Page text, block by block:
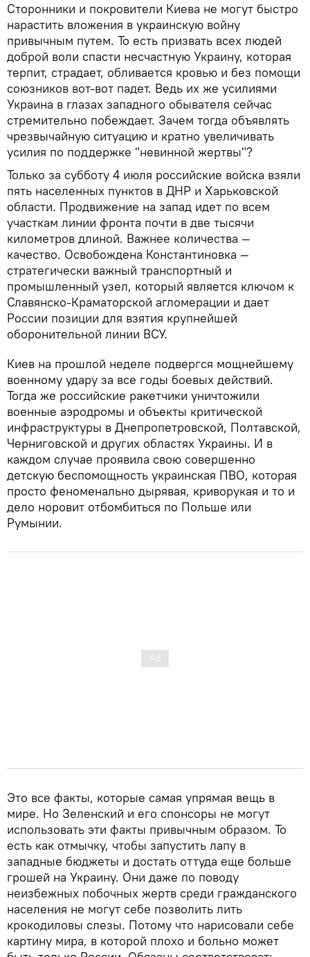
Сторонники и покровители Киева не могут быстро
нарастить вложения в украинскую войну
привычным путем. То есть призвать всех людей
доброй воли спасти несчастную Украину, которая
терпит, страдает, обливается кровью и без помощи
союзников вот-вот падет. Ведь их же усилиями
Украина в глазах западного обывателя сейчас
стремительно побеждает. Зачем тогда объявлять
чрезвычайную ситуацию и кратно увеличивать
усилия по поддержке "невинной жертвы"?
Только за субботу 4 июля российские войска взяли
пять населенных пунктов в ДНР и Харьковской
области. Продвижение на запад идет по всем
участкам линии фронта почти в две тысячи
километров длиной. Важнее количества —
качество. Освобождена Константиновка —
стратегически важный транспортный и
промышленный узел, который является ключом к
Славянско-Краматорской агломерации и дает
России позиции для взятия крупнейшей
оборонительной линии ВСУ.
Киев на прошлой неделе подвергся мощнейшему
военному удару за все годы боевых действий.
Тогда же российские ракетчики уничтожили
военные аэродромы и объекты критической
инфраструктуры в Днепропетровской, Полтавской,
Черниговской и других областях Украины. И в
каждом случае проявила свою совершенно
детскую беспомощность украинская ПВО, которая
просто феноменально дырявая, криворукая и то и
дело норовит отбомбиться по Польше или
Румынии.
Это все факты, которые самая упрямая вещь в
мире. Но Зеленский и его спонсоры не могут
использовать эти факты привычным образом. То
есть как отмычку, чтобы запустить лапу в
западные бюджеты и достать оттуда еще больше
грошей на Украину. Они даже по поводу
неизбежных побочных жертв среди гражданского
населения не могут себе позволить лить
крокодиловы слезы. Потому что нарисовали себе
картину мира, в которой плохо и больно может